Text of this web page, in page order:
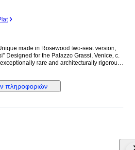
two-seat version,
Designed for the Palazzo Grassi, Venice, c.
rare and architecturally rigorous
is crafted in solid palisander (rosewood), its
by the rhythmic vertical slats forming
The generously proportioned seat
warmth and formal austerity.
πληροφοριών